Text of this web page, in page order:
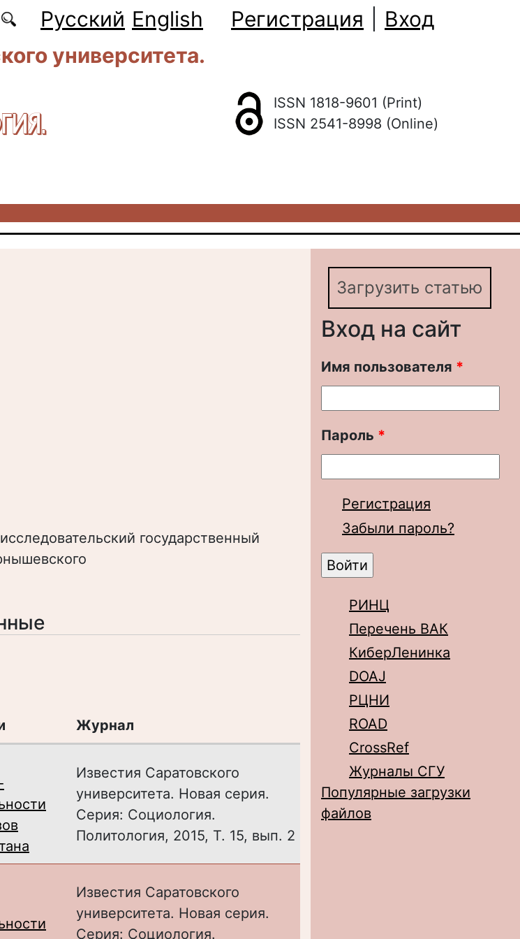
Русский English Регистрация
Вход
университета.
ISSN 1818-9601 (Print)
ISSN 2541-8998 (Online)
государственный
Журнал
Известия Саратовского
университета. Новая серия.
Серия: Cоциология.
Политология, 2015, Т. 15, вып. 2
Известия Саратовского
университета. Новая серия.
Серия: Cоциология.
Загрузить статью
Вход на сайт
Имя пользователя *
Пароль *
Регистрация
Забыли пароль?
РИНЦ
Перечень ВАК
КиберЛенинка
DOAJ
РЦНИ
ROAD
CrossRef
Журналы СГУ
Популярные загрузки
файлов